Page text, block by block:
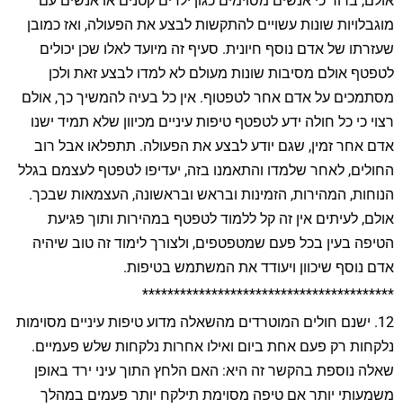
מוגבלויות שונות עשויים להתקשות לבצע את הפעולה, ואז כמובן
שעזרתו של אדם נוסף חיונית. סעיף זה מיועד לאלו שכן יכולים
לטפטף אולם מסיבות שונות מעולם לא למדו לבצע זאת ולכן
מסתמכים על אדם אחר לטפטוף. אין כל בעיה להמשיך כך, אולם
רצוי כי כל חולה ידע לטפטף טיפות עיניים מכיוון שלא תמיד ישנו
אדם אחר זמין, שגם יודע לבצע את הפעולה. תתפלאו אבל רוב
החולים, לאחר שלמדו והתאמנו בזה, יעדיפו לטפטף לעצמם בגלל
הנוחות, המהירות, הזמינות ובראש ובראשונה, העצמאות שבכך.
אולם, לעיתים אין זה קל ללמוד לטפטף במהירות ותוך פגיעת
הטיפה בעין בכל פעם שמטפטפים, ולצורך לימוד זה טוב שיהיה
אדם נוסף שיכוון ויעודד את המשתמש בטיפות.
****************************************
12. ישנם חולים המוטרדים מהשאלה מדוע טיפות עיניים מסוימות
נלקחות רק פעם אחת ביום ואילו אחרות נלקחות שלש פעמיים.
שאלה נוספת בהקשר זה היא: האם הלחץ התוך עיני ירד באופן
משמעותי יותר אם טיפה מסוימת תילקח יותר פעמים במהלך